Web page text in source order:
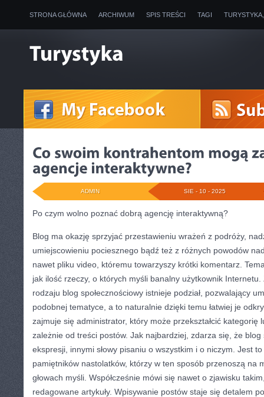
STRONA GŁÓWNA ARCHIWUM SPIS TREŚCI TAGI
SIE - 10 - 2025
ADMIN
Po czym wolno poznać dobrą agencję interaktywną?
Blog ma okazję sprzyjać przestawieniu wrażeń z podróży,
umiejscowieniu pociesznego bądź też z różnych powodów
nawet pliku video, któremu towarzyszy krótki komentarz.
jak ilość rzeczy, o których myśli banalny użytkownik
rodzaju blog społecznościowy istnieje podział, pozwalający
podobnej tematyce, a to naturalnie dzięki temu łatwiej je
zajmuje się administrator, który może przekształcić kategorię
zależnie od treści postów. Jak najbardziej, zdarza się, że blog
ekspresji, innymi słowy pisaniu o wszystkim i o niczym. Jest
pamiętników nastolatków, którzy w ten sposób przenoszą na
głowach myśli. Współcześnie mówi się nawet o zjawisku
redagowane artykuły. Wpisywanie postów staje się detalem